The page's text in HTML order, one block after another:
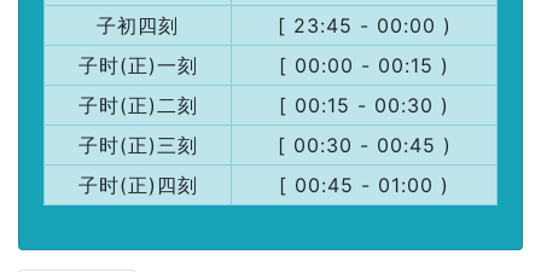
子初四刻
[ 23:45 - 00:00 )
子时(正)一刻
[ 00:00 - 00:15 )
子时(正)二刻
[ 00:15 - 00:30 )
子时(正)三刻
[ 00:30 - 00:45 )
子时(正)四刻
[ 00:45 - 01:00 )